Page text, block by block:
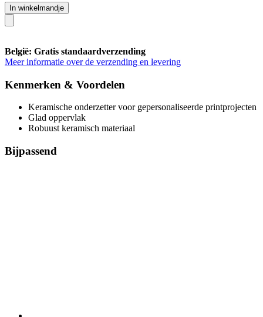
In winkelmandje
België: Gratis standaardverzending
Meer informatie over de verzending en levering
Kenmerken & Voordelen
Keramische onderzetter voor gepersonaliseerde printprojecten
Glad oppervlak
Robuust keramisch materiaal
Bijpassend